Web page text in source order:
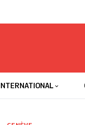
INTERNATIONAL